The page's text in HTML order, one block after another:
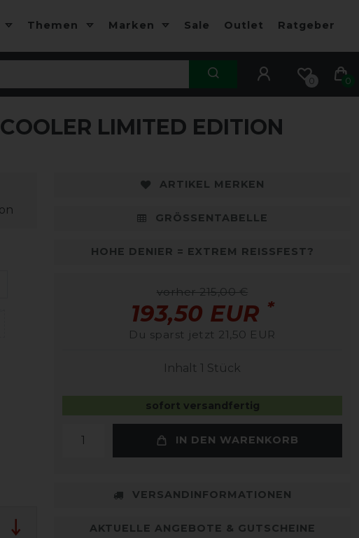
Themen Marken Sale Outlet Ratgeber
0 0
LIMITED EDITION
ARTIKEL MERKEN
GRÖSSENTABELLE
HOHE DENIER = EXTREM REISSFEST?
vorher 215,00 €
193,50 EUR *
Du sparst jetzt 21,50 EUR
Inhalt 1 Stück
sofort versandfertig
IN DEN WARENKORB
VERSANDINFORMATIONEN
AKTUELLE ANGEBOTE & GUTSCHEINE